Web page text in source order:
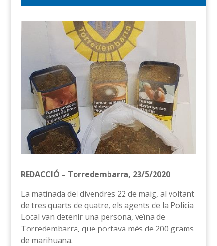
REDACCIÓ – Torredembarra, 23/5/2020
La matinada del divendres 22 de maig, al voltant
de tres quarts de quatre, els agents de la Policia
Local van detenir una persona, veïna de
Torredembarra, que portava més de 200 grams
de marihuana.